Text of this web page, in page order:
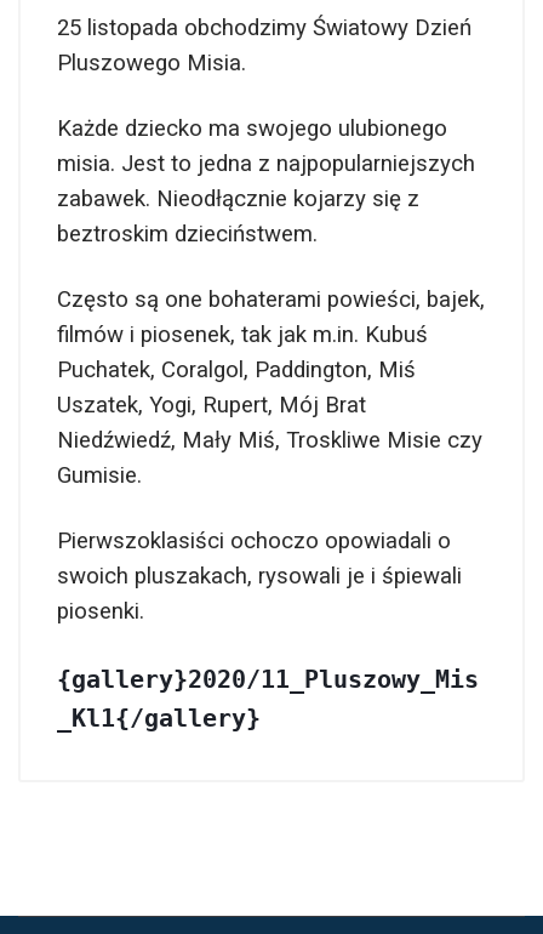
25 listopada obchodzimy Światowy Dzień
Pluszowego Misia.
Każde dziecko ma swojego ulubionego
misia. Jest to jedna z najpopularniejszych
zabawek. Nieodłącznie kojarzy się z
beztroskim dzieciństwem.
Często są one bohaterami powieści, bajek,
filmów i piosenek, tak jak m.in. Kubuś
Puchatek, Coralgol, Paddington, Miś
Uszatek, Yogi, Rupert, Mój Brat
Niedźwiedź, Mały Miś, Troskliwe Misie czy
Gumisie.
Pierwszoklasiści ochoczo opowiadali o
swoich pluszakach, rysowali je i śpiewali
piosenki.
{gallery}2020/11_Pluszowy_Mis
_Kl1{/gallery}